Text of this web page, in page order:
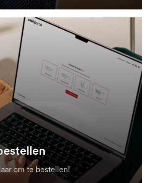
om te bestellen!